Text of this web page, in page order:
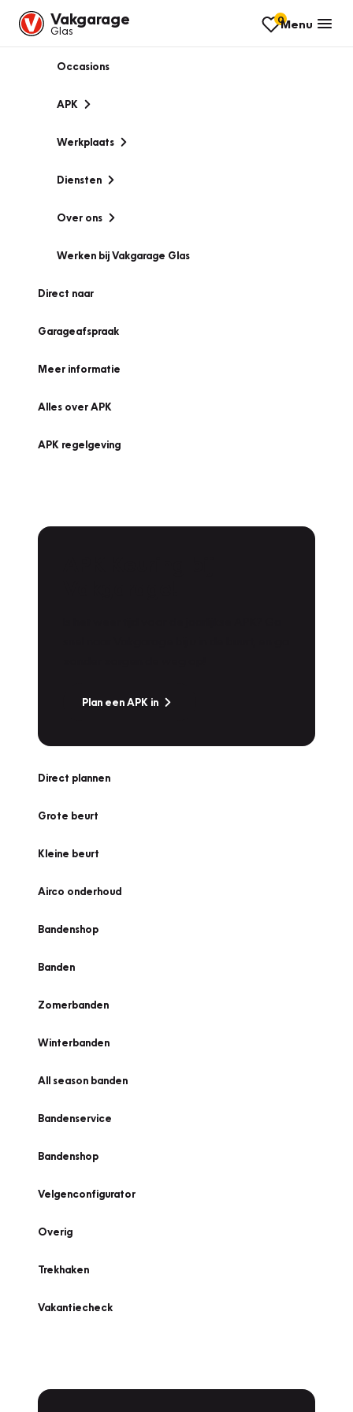
Vakgarage
Glas
0Menu
Occasions
APK
Werkplaats
Diensten
Over ons
Werken bij Vakgarage Glas
Direct naar
Garageafspraak
Meer informatie
Alles over APK
APK regelgeving
Plan een APK in
Direct plannen
Grote beurt
Kleine beurt
Airco onderhoud
Bandenshop
Banden
Zomerbanden
Winterbanden
All season banden
Bandenservice
Bandenshop
Velgenconfigurator
Overig
Trekhaken
Vakantiecheck